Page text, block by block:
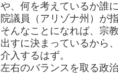
や、何を考えているか誰
院議員（アリゾナ州）が
そんなことになれば、宗
出すに決まっているから
介入するはず。
左右のバランスを取る政